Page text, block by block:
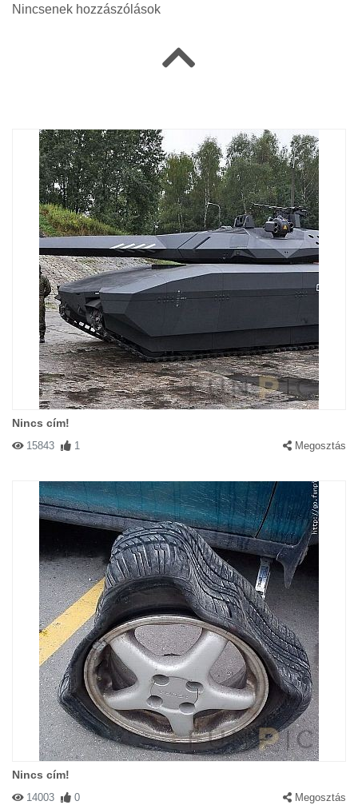
Nincsenek hozzászólások
Nincs cím!
15843 1 Megosztás
Nincs cím!
14003 0 Megosztás